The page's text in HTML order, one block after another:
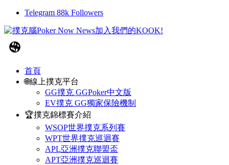
Telegram 88k Followers
首頁
🌐線上撲克平台
GG撲克 GGPoker中文版
EV撲克 GG獨家保險機制
🏆撲克錦標賽介紹
WSOP世界撲克系列賽
WPT世界撲克巡迴賽
APL亞洲撲克聯盟盃
APT亞洲撲克巡迴賽